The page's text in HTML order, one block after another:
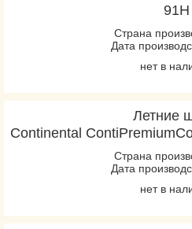
91H
Страна
Дата
нет в
Летние
Continental
Страна
Дата
нет в